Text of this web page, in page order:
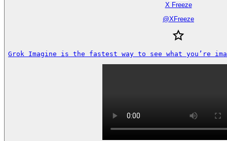
X Freeze
@XFreeze
Grok Imagine is the fastest way to see what you’re